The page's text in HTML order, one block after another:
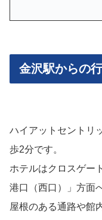
金沢駅からの
ハイアットセントリ
歩2分です。
ホテルはクロスゲー
港口（西口）」方面
屋根のある通路や館